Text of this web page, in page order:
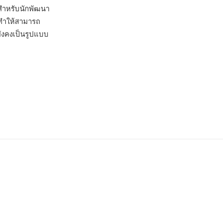
ำหรับนักพัฒนา
ให้สามารถ
คงเป็นรูปแบบ